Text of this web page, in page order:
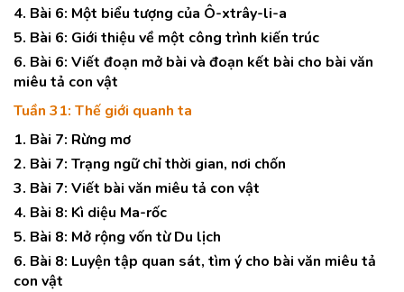
4. Bài 6: Một biểu tượng của Ô-xtrây-li-a
5. Bài 6: Giới thiệu về một công trình kiến trúc
6. Bài 6: Viết đoạn mở bài và đoạn kết bài cho bài văn
miêu tả con vật
Tuần 31: Thế giới quanh ta
1. Bài 7: Rừng mơ
2. Bài 7: Trạng ngữ chỉ thời gian, nơi chốn
3. Bài 7: Viết bài văn miêu tả con vật
4. Bài 8: Kì diệu Ma-rốc
5. Bài 8: Mở rộng vốn từ Du lịch
6. Bài 8: Luyện tập quan sát, tìm ý cho bài văn miêu tả
con vật